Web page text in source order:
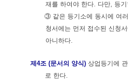
재를 하여야 한다. 다만, 등
③ 같은 등기소에 동시에 여
청서에는 먼저 접수된 신청
아니하다.
제4조 (문서의 양식) 상업등기에
로 한다.